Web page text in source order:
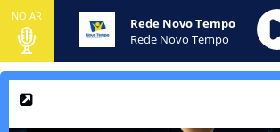
NO AR
Rede Novo Tempo
Rede Novo Tempo